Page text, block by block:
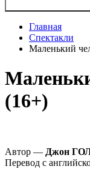
Главная
Спектакли
Маленький
(16+)
Автор — Джон
Перевод с